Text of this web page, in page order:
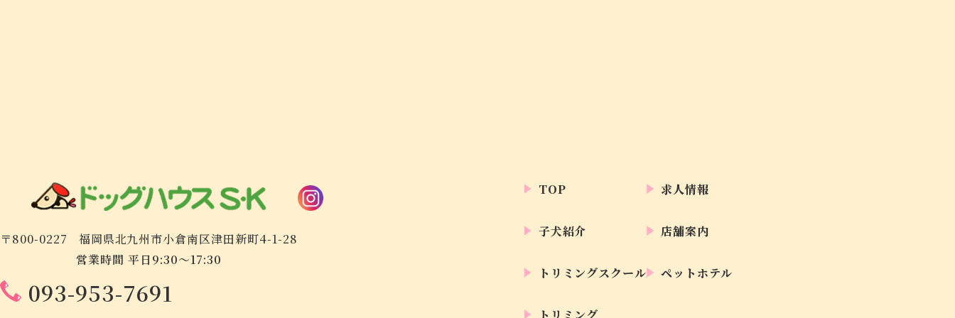
〒800-0227
福岡県北九州市小倉南区津田新町4-1-28
営業時間 平日9:30～17:30
093-953-7691
TOP
子犬紹介
トリミングスクール
求人情報
店舗案内
ペットホテル